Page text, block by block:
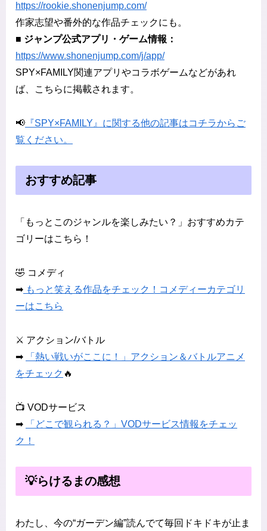
https://rookie.shonenjump.com/
作家志望や番外的な作品チェックにも。
■ ジャンプ公式アプリ・ゲーム情報：
https://www.shonenjump.com/j/app/
SPY×FAMILY関連アプリやコラボゲームなどがあれ
ば、こちらに掲載されます。
📢 『SPY×FAMILY』に関する他の記事はコチラからご
覧ください。
おすすめ記事
「もっとこのジャンルを楽しみたい？」おすすめカテ
ゴリーはこちら！
🤣 コメディ
➡ もっと笑える作品をチェック！コメディーカテゴリ
ーはこちら
⚔ アクション/バトル
➡
「熱い戦いがここに！」アクション＆バトルアニメ
をチェック 🔥
📺 VODサービス
➡
「どこで観られる？」VODサービス情報をチェッ
ク！
💡らけるまの感想
わたし、今の“ガーデン編”読んでて毎回ドキドキが止ま